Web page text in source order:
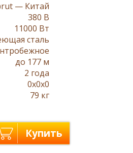
— Китай
380 В
11000 Вт
сталь
до 177 м
2 года
0x0x0
79 кг
Купить